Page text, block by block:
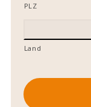
PLZ
Land